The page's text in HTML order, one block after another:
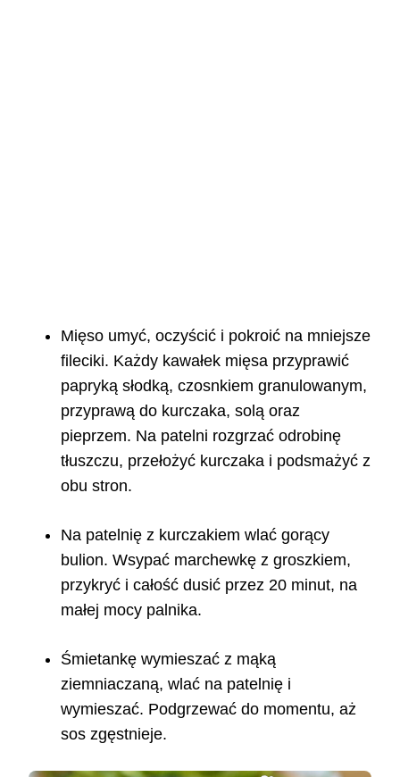
Mięso umyć, oczyścić i pokroić na mniejsze
fileciki. Każdy kawałek mięsa przyprawić
papryką słodką, czosnkiem granulowanym,
przyprawą do kurczaka, solą oraz
pieprzem. Na patelni rozgrzać odrobinę
tłuszczu, przełożyć kurczaka i podsmażyć z
obu stron.
Na patelnię z kurczakiem wlać gorący
bulion. Wsypać marchewkę z groszkiem,
przykryć i całość dusić przez 20 minut, na
małej mocy palnika.
Śmietankę wymieszać z mąką
ziemniaczaną, wlać na patelnię i
wymieszać. Podgrzewać do momentu, aż
sos zgęstnieje.